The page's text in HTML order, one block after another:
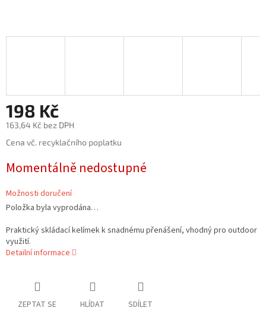
198 Kč
163,64 Kč bez DPH
Měrná
Cena vč. recyklačního poplatku
Momentálně nedostupné
Možnosti doručení
Položka byla vyprodána…
Praktický skládací kelímek k snadnému přenášení, vhodný pro outdoor
využití.
Detailní informace
ZEPTAT SE HLÍDAT SDÍLET